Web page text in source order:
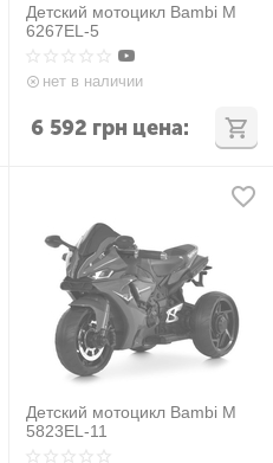
Детский мотоцикл Bambi M
6267EL-5
нет в наличии
6 592 грн цена:
Детский мотоцикл Bambi M
5823EL-11